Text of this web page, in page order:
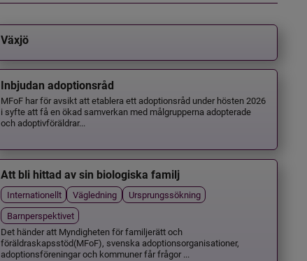
Växjö
Inbjudan adoptionsråd
MFoF har för avsikt att etablera ett adoptionsråd under hösten 2026
i syfte att få en ökad samverkan med målgrupperna adopterade
och adoptivföräldrar...
Att bli hittad av sin biologiska familj
Internationellt Vägledning
Ursprungssökning
Barnperspektivet
Det händer att Myndigheten för familjerätt och
föräldraskapsstöd(MFoF), svenska adoptionsorganisationer,
adoptionsföreningar och kommuner får frågor ...